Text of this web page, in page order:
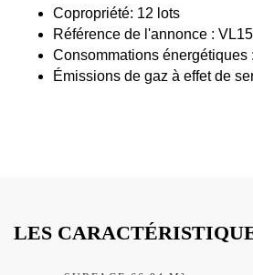
Copropriété: 12 lots
Référence de l'annonce :
Consommations énergétiques
Émissions de gaz à effet de
LES